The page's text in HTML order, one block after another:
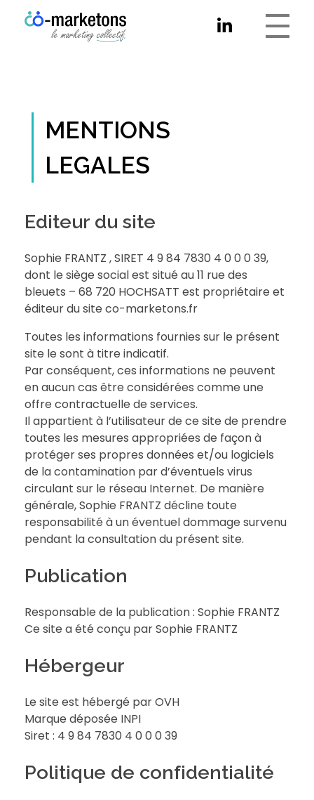
MENTIONS
LEGALES
Editeur du site
Sophie FRANTZ , SIRET 4 9 84 7830 4 0 0 0 39,
dont le siège social est situé au 11 rue des
bleuets – 68 720 HOCHSATT est propriétaire et
éditeur du site co-marketons.fr
Toutes les informations fournies sur le présent
site le sont à titre indicatif.
Par conséquent, ces informations ne peuvent
en aucun cas être considérées comme une
offre contractuelle de services.
Il appartient à l’utilisateur de ce site de prendre
toutes les mesures appropriées de façon à
protéger ses propres données et/ou logiciels
de la contamination par d’éventuels virus
circulant sur le réseau Internet. De manière
générale, Sophie FRANTZ décline toute
responsabilité à un éventuel dommage survenu
pendant la consultation du présent site.
Publication
Responsable de la publication : Sophie FRANTZ
Ce site a été conçu par Sophie FRANTZ
Hébergeur
Le site est hébergé par OVH
Marque déposée INPI
Siret : 4 9 84 7830 4 0 0 0 39
Politique de confidentialité